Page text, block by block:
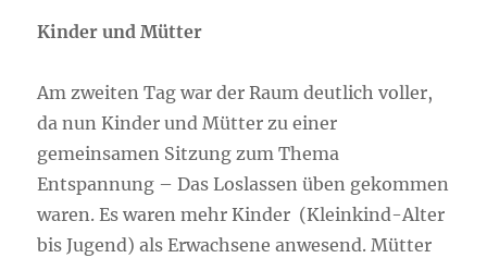
Kinder und Mütter
Am zweiten Tag war der Raum deutlich voller,
da nun Kinder und Mütter zu einer
gemeinsamen Sitzung zum Thema
Entspannung – Das Loslassen üben gekommen
waren. Es waren mehr Kinder (Kleinkind-Alter
bis Jugend) als Erwachsene anwesend. Mütter